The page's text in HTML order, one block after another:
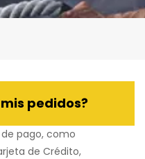
pedidos?
pago, como
de Crédito,